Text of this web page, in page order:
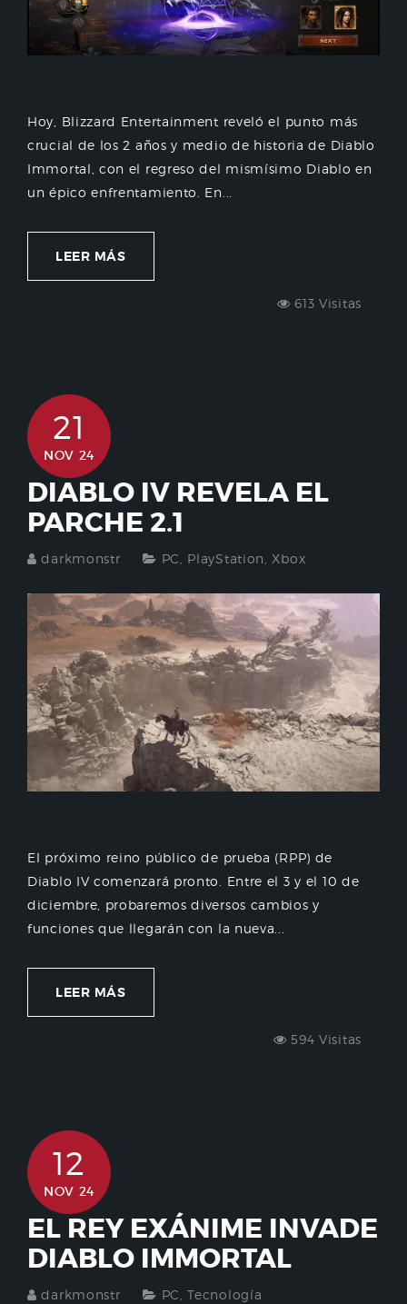
Hoy, Blizzard Entertainment reveló el punto más
crucial de los 2 años y medio de historia de Diablo
Immortal, con el regreso del mismísimo Diablo en
un épico enfrentamiento. En...
LEER MÁS
613 Visitas
21
NOV 24
DIABLO IV REVELA EL
PARCHE 2.1
darkmonstr PC PlayStation Xbox
El próximo reino público de prueba (RPP) de
Diablo IV comenzará pronto. Entre el 3 y el 10 de
diciembre, probaremos diversos cambios y
funciones que llegarán con la nueva...
LEER MÁS
594 Visitas
12
NOV 24
EL REY EXÁNIME INVADE
DIABLO IMMORTAL
darkmonstr PC,Tecnología